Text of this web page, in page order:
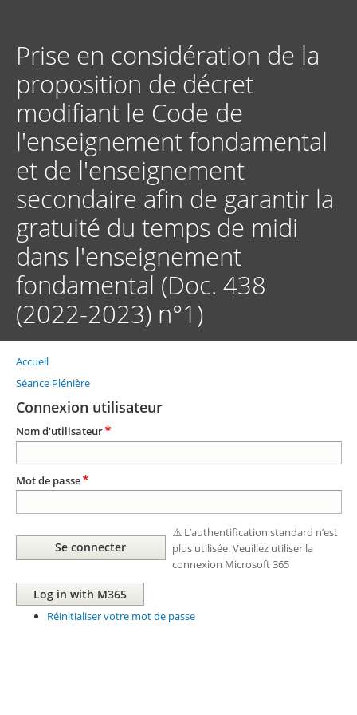
principal
Prise en considération de la
proposition de décret
modifiant le Code de
l'enseignement fondamental
et de l'enseignement
secondaire afin de garantir la
gratuité du temps de midi
dans l'enseignement
fondamental (Doc. 438
(2022-2023) n°1)
Fil
d'Ariane
Accueil
Séance Plénière
Connexion utilisateur
Nom d'utilisateur
Mot de passe
⚠️ L’authentification standard n’est
plus utilisée. Veuillez utiliser la
connexion Microsoft 365
Réinitialiser votre mot de passe